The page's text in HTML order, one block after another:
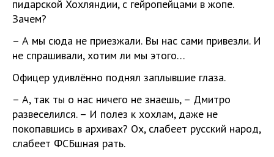
пидарской Хохляндии, с гейропейцами в жопе.
Зачем?
– А мы сюда не приезжали. Вы нас сами привезли. И
не спрашивали, хотим ли мы этого…
Офицер удивлённо поднял заплывшие глаза.
– А, так ты о нас ничего не знаешь, – Дмитро
развеселился. – И полез к хохлам, даже не
покопавшись в архивах? Ох, слабеет русский народ,
слабеет ФСБшная рать.